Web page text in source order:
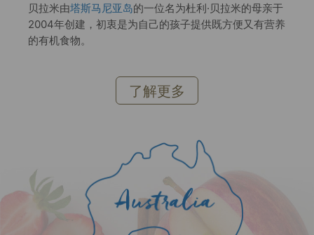
贝拉米由塔斯马尼亚岛的一位名为杜利·贝拉米的母亲于
2004年创建，初衷是为自己的孩子提供既方便又有营养
的有机食物。
了解更多